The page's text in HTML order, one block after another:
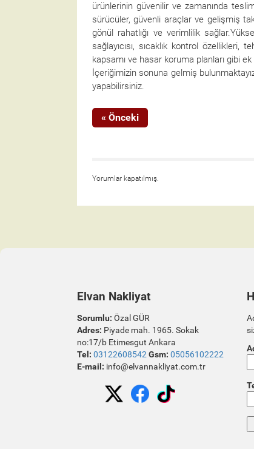
ürünlerinin güvenilir ve zamanında
sürücüler, güvenli araçlar ve gelişmiş
gönül rahatlığı ve verimlilik
sağlayıcısı, sıcaklık kontrol
kapsamı ve hasar koruma planları gibi
İçeriğimizin sonuna gelmiş
yapabilirsiniz.
« Önceki
Yorumlar kapatılmış.
Elvan Nakliyat
Sorumlu: Özal GÜR
Adres: Piyade mah. 1965. Sokak
no:17/b Etimesgut Ankara
Tel: 03122608542 Gsm: 05056102222
E-mail: info@elvannakliyat.com.tr